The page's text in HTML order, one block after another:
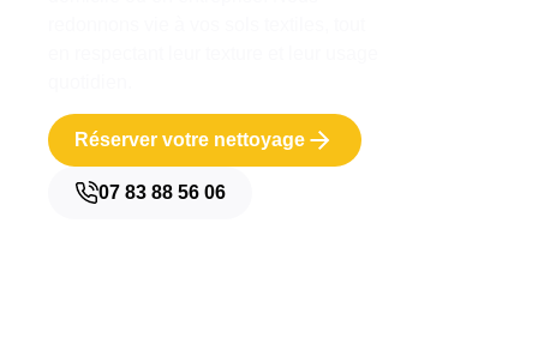
Réserver votre nettoyage
07 83 88 56 06